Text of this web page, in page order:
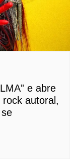
e abre
autoral,